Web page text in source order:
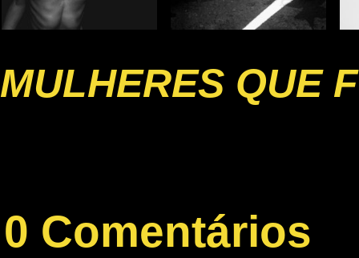
MULHERES QUE
0 Comentários